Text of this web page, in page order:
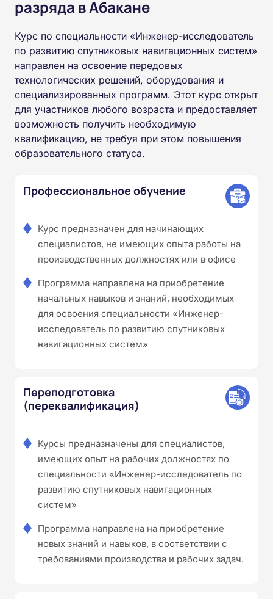
разряда в Абакане
Курс по специальности «Инженер-исследователь
по развитию спутниковых навигационных систем»
направлен на освоение передовых
технологических решений, оборудования и
специализированных программ. Этот курс открыт
для участников любого возраста и предоставляет
возможность получить необходимую
квалификацию, не требуя при этом повышения
образовательного статуса.
Профессиональное обучение
Курс предназначен для начинающих
специалистов, не имеющих опыта работы на
производственных должностях или в офисе
Программа направлена на приобретение
начальных навыков и знаний, необходимых
для освоения специальности «Инженер-
исследователь по развитию спутниковых
навигационных систем»
Переподготовка
(переквалификация)
Курсы предназначены для специалистов,
имеющих опыт на рабочих должностях по
специальности «Инженер-исследователь по
развитию спутниковых навигационных
систем»
Программа направлена на приобретение
новых знаний и навыков, в соответствии с
требованиями производства и рабочих задач.